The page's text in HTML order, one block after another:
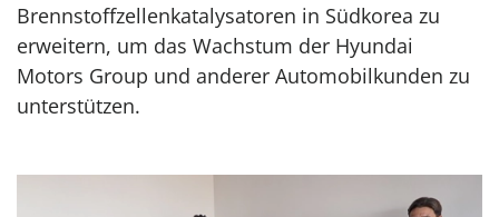
Brennstoffzellenkatalysatoren in Südkorea zu
erweitern, um das Wachstum der Hyundai
Motors Group und anderer Automobilkunden zu
unterstützen.